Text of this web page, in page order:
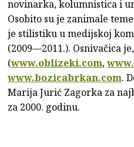
novinarka, kolumnistica i
Osobito su je zanimale
je stilistiku u medijskoj
(2009—2011.). Osnivačica
(www.oblizeki.com,
www.bozicabrkan.com.
Marija Jurić Zagorka za
za 2000. godinu.